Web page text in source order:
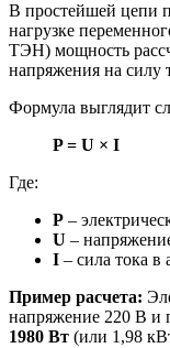
В простейшей цепи
нагрузке
ТЭН) мощность
напряжения на силу
Формула выглядит
P = U × I
Где:
P –
U –
I – сила тока в
Пример расчета:
напряжение 220 В и
1980 Вт (или 1,98